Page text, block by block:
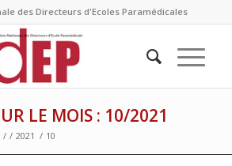
des Directeurs d'Ecoles Paramédicales
LE MOIS : 10/2021
/ / 2021 / 10